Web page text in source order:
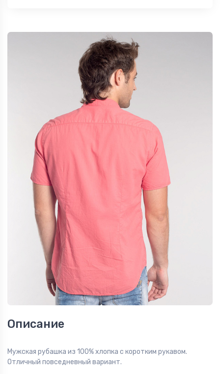
Описание
Мужская рубашка из 100% хлопка с коротким рукавом.
Отличный повседневный вариант.